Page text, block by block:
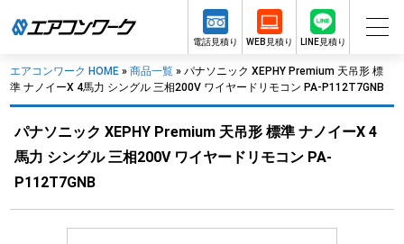
電話見積り WEB見積り LINE見積り
エアコンワーク HOME » 商品一覧 » パナソニック XEPHY Premium 天吊形 標
準 ナノイーX 4馬力 シングル 三相200V ワイヤードリモコン PA-P112T7GNB
パナソニック XEPHY Premium 天吊形 標準 ナノイーX 4
馬力 シングル 三相200V ワイヤードリモコン PA-
P112T7GNB